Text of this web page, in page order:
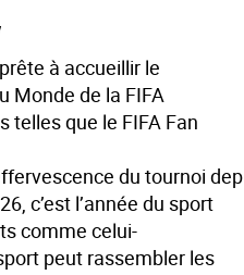
à accueillir le
Monde de la FIFA
telles que le FIFA Fan
du tournoi
c’est l’année du sport
comme celui-
peut rassembler les